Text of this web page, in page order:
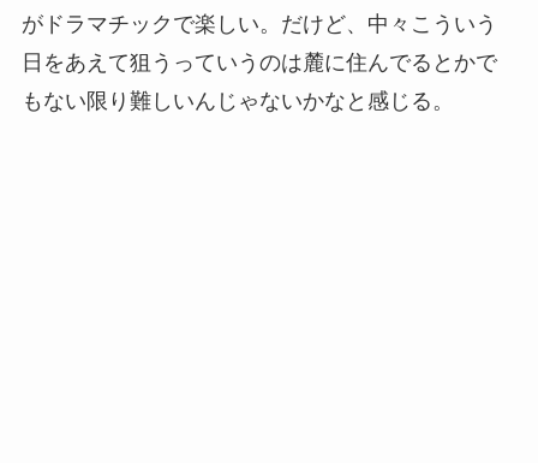
がドラマチックで楽しい。だけど、中々こういう
日をあえて狙うっていうのは麓に住んでるとかで
もない限り難しいんじゃないかなと感じる。